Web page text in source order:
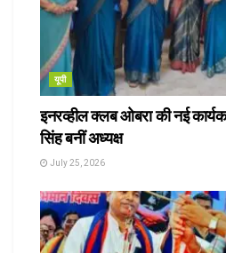
यूपी
इनरव्हील क्लब ओबरा की नई
सिंह बनीं अध्यक्ष
July 25, 2026